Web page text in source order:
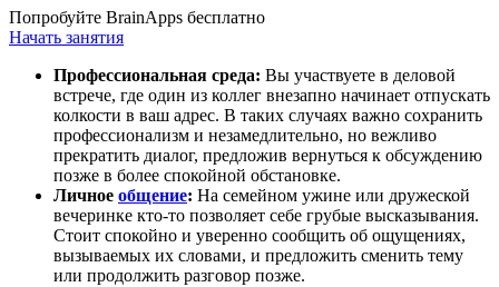
Попробуйте BrainApps бесплатно
Начать занятия
Профессиональная среда: Вы участвуете в деловой
встрече, где один из коллег внезапно начинает отпускать
колкости в ваш адрес. В таких случаях важно сохранить
профессионализм и незамедлительно, но вежливо
прекратить диалог, предложив вернуться к обсуждению
позже в более спокойной обстановке.
Личное общение: На семейном ужине или дружеской
вечеринке кто-то позволяет себе грубые высказывания.
Стоит спокойно и уверенно сообщить об ощущениях,
вызываемых их словами, и предложить сменить тему
или продолжить разговор позже.